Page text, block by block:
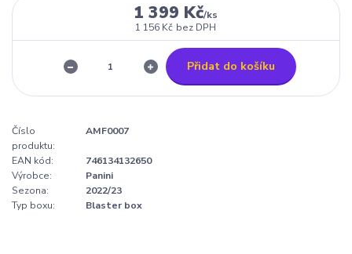
1 399 Kč/ks
1 156 Kč bez DPH
Přidat do košíku
Číslo
produktu:
AMF0007
EAN kód:
746134132650
Výrobce:
Panini
Sezona:
2022/23
Typ boxu:
Blaster box